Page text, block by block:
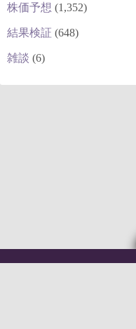
株価予想 (1,352)
結果検証 (648)
雑談 (6)